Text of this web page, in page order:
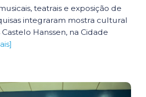
teatrais e exposição de
integraram mostra cultural
Castelo Hanssen, na Cidade